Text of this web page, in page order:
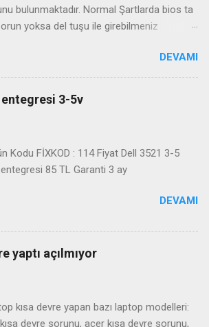
bulunmaktadır. Normal Şartlarda bios ta
yoksa del tuşu ile girebilmeniz
Biosa girme videosu izleyin
abone olmayı unutmayın
DEVAMI
3-5v
Kodu FİXKOD : 114 Fiyat Dell 3521 3-5
85 TL Garanti 3 ay
DEVAMI
yaptı açılmıyor
kısa devre yapan bazı laptop modelleri:
devre sorunu, acer kısa devre sorunu,